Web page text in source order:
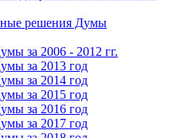
решения Думы
за 2006 - 2012 гг.
за 2013 год
за 2014 год
за 2015 год
за 2016 год
за 2017 год